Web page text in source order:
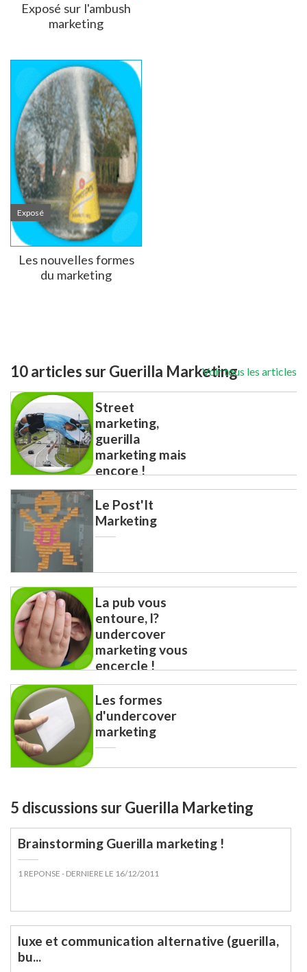
Exposé sur l'ambush
marketing
Exposé
Les nouvelles formes
du marketing
10 articles sur Guerilla MarketingVoir tous les articles
Street
marketing,
guerilla
marketing mais
encore !
Le Post'It
Marketing
La pub vous
entoure, l?
undercover
marketing vous
encercle !
Les formes
d'undercover
marketing
5 discussions sur Guerilla Marketing
Brainstorming Guerilla marketing !
1 REPONSE - DERNIERE LE 16/12/2011
luxe et communication alternative (guerilla,
bu...